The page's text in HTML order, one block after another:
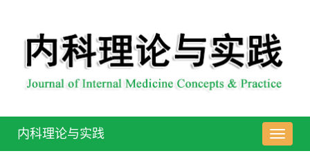
导
航
内科理论与实践